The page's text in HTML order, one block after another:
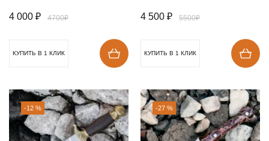
4 000 ₽ 4700₽
КУПИТЬ В 1 КЛИК
4 500 ₽ 5500₽
КУПИТЬ В 1 КЛИК
-12 % -27 %